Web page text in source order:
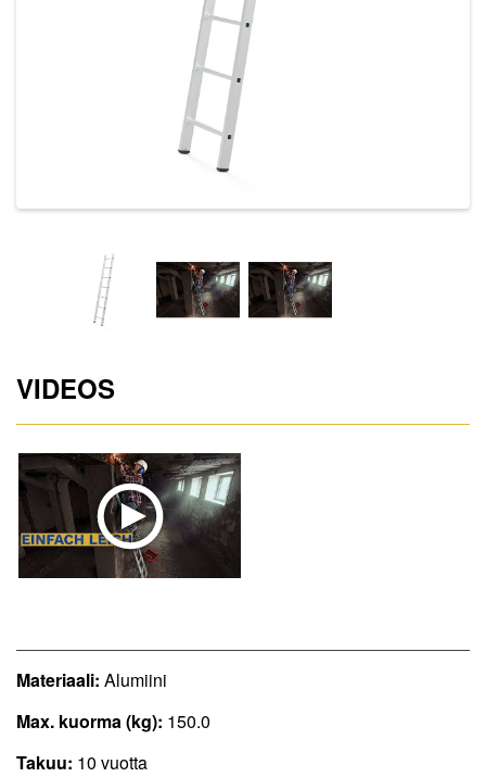
VIDEOS
Materiaali: Alumiini
Max. kuorma (kg): 150.0
Takuu: 10 vuotta